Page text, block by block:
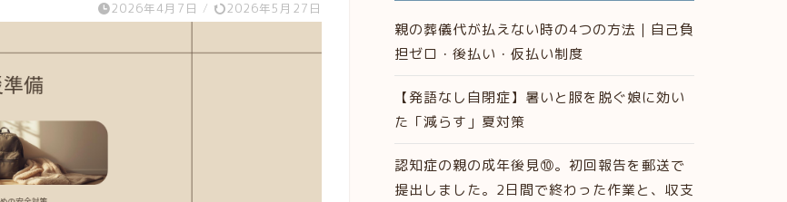
2026年4月7日 / 2026年5月27日
親の葬儀代が払えない時の4つの方法｜自己負
担ゼロ・後払い・仮払い制度
【発語なし自閉症】暑いと服を脱ぐ娘に効い
た「減らす」夏対策
認知症の親の成年後見⑩。初回報告を郵送で
提出しました。2日間で終わった作業と、収支